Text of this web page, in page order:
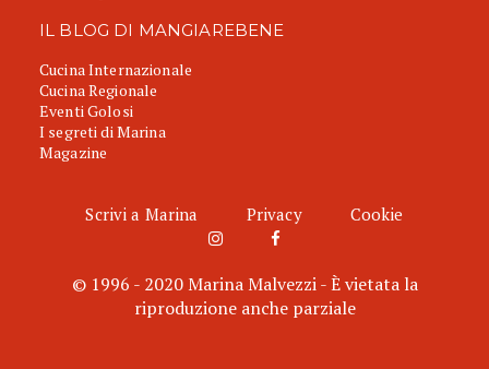
IL BLOG DI MANGIAREBENE
Cucina Internazionale
Cucina Regionale
Eventi Golosi
I segreti di Marina
Magazine
Scrivi a Marina Privacy Cookie
© 1996 - 2020 Marina Malvezzi - È vietata la
riproduzione anche parziale